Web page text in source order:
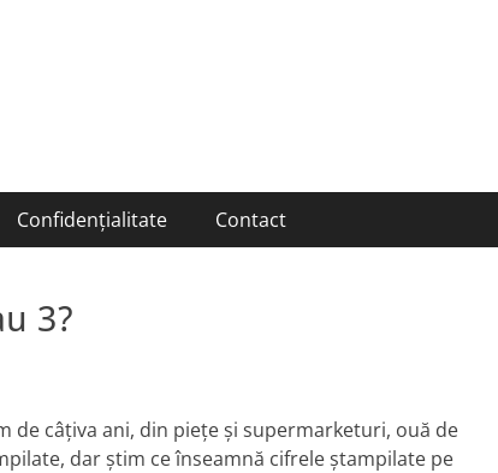
Confidențialitate Contact
3?
de câţiva ani, din pieţe şi supermarketuri, ouă de
dar ştim ce înseamnă cifrele ştampilate pe